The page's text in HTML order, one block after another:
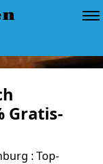
Gratis-
: Top-